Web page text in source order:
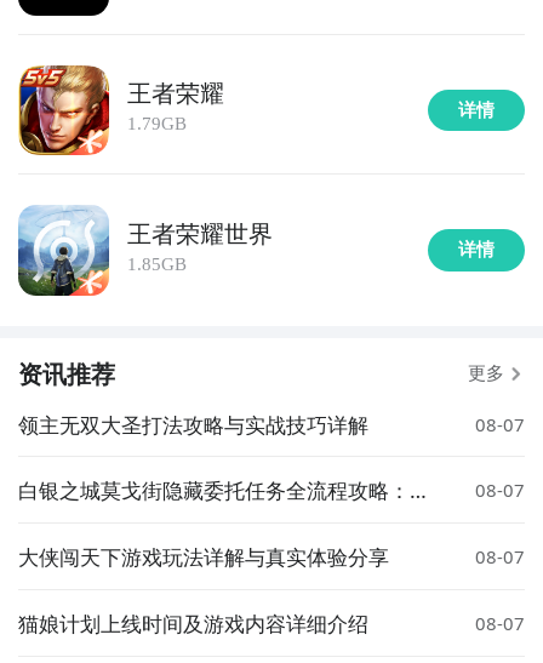
营，参与星系的资源采集，一起组建联合舰队抵抗虫族
验！【休闲自动巡航，探索未知宇宙】放置探索各大星
球，自动宇宙巡航，离开游戏也能获得丰厚挂机奖励；
经典飞机大战小游戏玩法，长按巡航星舰即可体验！
逐舰、巡洋舰和护卫舰，丰富的养成系统，上阵指定星
舰还能触发多层技能联动效果；合理布阵，探索宇宙更
轻松！【执行宇宙军务，保卫人类家园】大地图阵营
战，驱逐虫族，采集掠夺，矿脉秘境等诸多宇宙军务，
力。【开启星港探险，体验更多玩法】通过竞技会馆等
玩法检验舰队实力，进行特性试炼；更有Roguelike虫
洞冒险，解锁神秘特技事务官，助力打造最强舰队！
2、王牌星舰重启图片欣赏：
王者荣耀
1.79GB
详情
王者荣耀世界
1.85GB
详情
资讯推荐 更多
领主无双大圣打法攻略与实战技巧详解 08-07
白银之城莫戈街隐藏委托任务全流程攻略：触
08-07
大侠闯天下游戏玩法详解与真实体验分享 08-07
猫娘计划上线时间及游戏内容详细介绍 08-07